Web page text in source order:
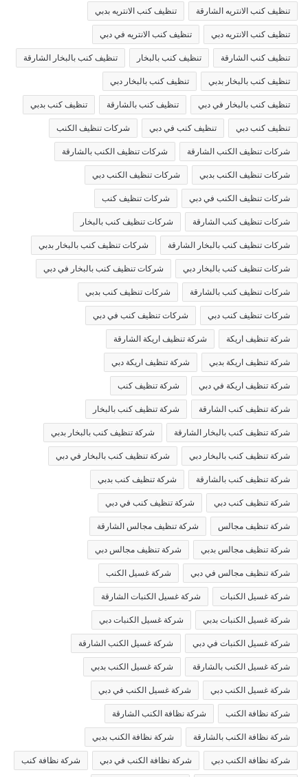
تنظيف كنب الانتريه الشارقة تنظيف كنب الانتريه بدبي
تنظيف كنب الانتريه دبي تنظيف كنب الانتريه في دبي
تنظيف كنب الشارقة تنظيف كنب بالبخار تنظيف كنب بالبخار الشارقة
تنظيف كنب بالبخار بدبي تنظيف كنب بالبخار دبي
تنظيف كنب بالبخار في دبي تنظيف كنب بالشارقة تنظيف كنب بدبي
تنظيف كنب دبي تنظيف كنب في دبي شركات تنظيف الكنب
شركات تنظيف الكنب الشارقة شركات تنظيف الكنب بالشارقة
شركات تنظيف الكنب بدبي شركات تنظيف الكنب دبي
شركات تنظيف الكنب في دبي شركات تنظيف كنب
شركات تنظيف كنب الشارقة شركات تنظيف كنب بالبخار
شركات تنظيف كنب بالبخار الشارقة شركات تنظيف كنب بالبخار بدبي
شركات تنظيف كنب بالبخار دبي شركات تنظيف كنب بالبخار في دبي
شركات تنظيف كنب بالشارقة شركات تنظيف كنب بدبي
شركات تنظيف كنب دبي شركات تنظيف كنب في دبي
شركة تنظيف اريكة شركة تنظيف اريكة الشارقة
شركة تنظيف اريكة بدبي شركة تنظيف اريكة دبي
شركة تنظيف اريكة في دبي شركة تنظيف كنب
شركة تنظيف كنب الشارقة شركة تنظيف كنب بالبخار
شركة تنظيف كنب بالبخار الشارقة شركة تنظيف كنب بالبخار بدبي
شركة تنظيف كنب بالبخار دبي شركة تنظيف كنب بالبخار في دبي
شركة تنظيف كنب بالشارقة شركة تنظيف كنب بدبي
شركة تنظيف كنب دبي شركة تنظيف كنب في دبي
شركة تنظيف مجالس شركة تنظيف مجالس الشارقة
شركة تنظيف مجالس بدبي شركة تنظيف مجالس دبي
شركة تنظيف مجالس في دبي شركة غسيل الكنب
شركة غسيل الكنبات شركة غسيل الكنبات الشارقة
شركة غسيل الكنبات بدبي شركة غسيل الكنبات دبي
شركة غسيل الكنبات في دبي شركة غسيل الكنب الشارقة
شركة غسيل الكنب بالشارقة شركة غسيل الكنب بدبي
شركة غسيل الكنب دبي شركة غسيل الكنب في دبي
شركة نظافة الكنب شركة نظافة الكنب الشارقة
شركة نظافة الكنب بالشارقة شركة نظافة الكنب بدبي
شركة نظافة الكنب دبي شركة نظافة الكنب في دبي شركة نظافة كنب